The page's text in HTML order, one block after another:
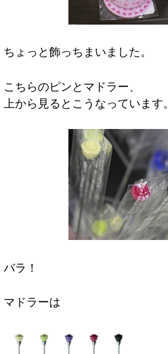
ちょっと飾っちまいました。
こちらのピンとマドラー、
上から見るとこうなっています。
バラ！
マドラーは